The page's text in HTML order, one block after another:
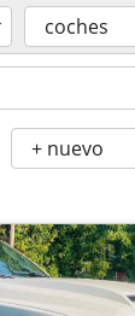
coches
+ nuevo